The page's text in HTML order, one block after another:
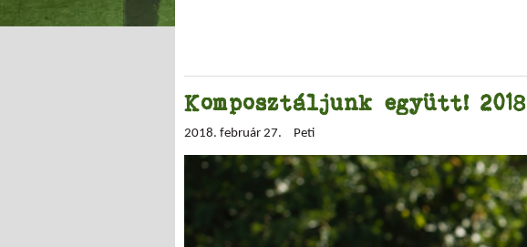
Komposztáljunk együtt! 2018
2018. február 27. Peti